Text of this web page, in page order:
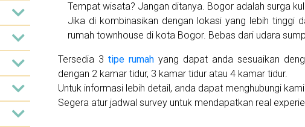
Tempat wisata? Jangan ditanya. Bogor adalah surga
Jika di kombinasikan dengan lokasi yang lebih tinggi
rumah townhouse di kota Bogor. Bebas dari udara
Tersedia 3tipe rumah yang dapat anda sesuaikan
dengan 2 kamar tidur, 3 kamar tidur atau 4 kamar tidur.
Untuk informasi lebih detail, anda dapat menghubungi
Segera atur jadwal survey untuk mendapatkan real